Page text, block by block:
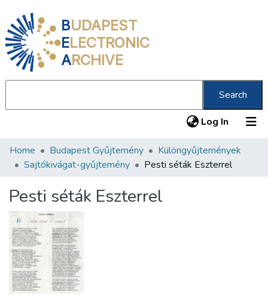
BUDAPEST
ELECTRONIC
ARCHIVE
Search
Log In (current)
Communities & Collections
Statistics
About us
Home Budapest Gyűjtemény
Különgyűjtemények
Sajtókivágat-gyűjtemény
Pesti séták Eszterrel
Pesti séták Eszterrel